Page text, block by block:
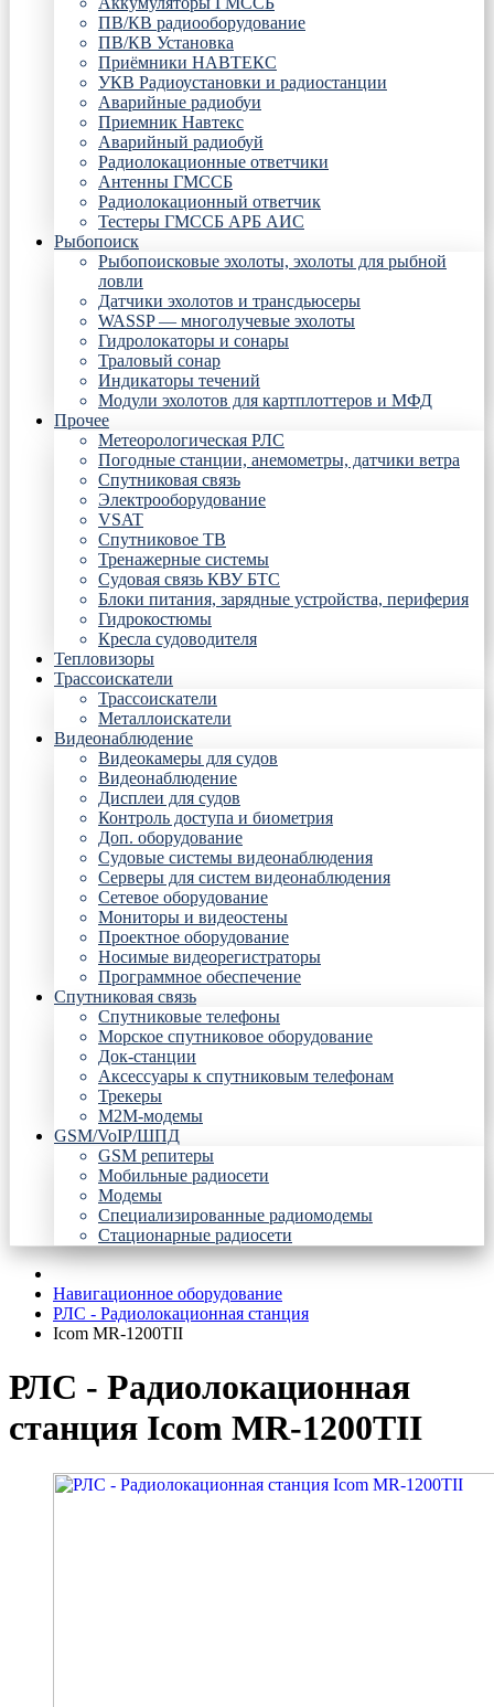
ПВ/КВ радиооборудование
ПВ/КВ Установка
Приёмники НАВТЕКС
УКВ Радиоустановки и радиостанции
Аварийные радиобуи
Приемник Навтекс
Аварийный радиобуй
Радиолокационные ответчики
Антенны ГМССБ
Радиолокационный ответчик
Тестеры ГМССБ АРБ АИС
Рыбопоиск
Рыбопоисковые эхолоты, эхолоты для рыбной
ловли
Датчики эхолотов и трансдьюсеры
WASSP — многолучевые эхолоты
Гидролокаторы и сонары
Траловый сонар
Индикаторы течений
Модули эхолотов для картплоттеров и МФД
Прочее
Метеорологическая РЛС
Погодные станции, анемометры, датчики ветра
Спутниковая связь
Электрооборудование
VSAT
Спутниковое ТВ
Тренажерные системы
Судовая связь КВУ БТС
Блоки питания, зарядные устройства, периферия
Гидрокостюмы
Кресла судоводителя
Тепловизоры
Трассоискатели
Трассоискатели
Металлоискатели
Видеонаблюдение
Видеокамеры для судов
Видеонаблюдение
Дисплеи для судов
Контроль доступа и биометрия
Доп. оборудование
Судовые системы видеонаблюдения
Серверы для систем видеонаблюдения
Сетевое оборудование
Мониторы и видеостены
Проектное оборудование
Носимые видеорегистраторы
Программное обеспечение
Спутниковая связь
Спутниковые телефоны
Морское спутниковое оборудование
Док-станции
Аксессуары к спутниковым телефонам
Трекеры
М2М-модемы
GSM/VoIP/ШПД
GSM репитеры
Мобильные радиосети
Модемы
Специализированные радиомодемы
Стационарные радиосети
Навигационное оборудование
РЛС - Радиолокационная станция
Icom MR-1200TII
РЛС - Радиолокационная
станция Icom MR-1200TII